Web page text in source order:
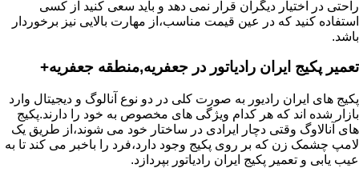
راحتی در اختیار دیگران قرار نمی دهد و باید سعی کنید از کسی
استفاده کنید که در عین قیمت مناسب،از مهارت بالایی نیز برخوردار
باشد.
تعمیر پکیج ایران رادیاتور در جعفریه,منطقه جعفریه+
پکیج های ایران رادیور به صورت کلی در دو نوع آنالوگ و دیجیتال وارد
بازار شده اند که هر کدام ویژگی های مخصوص به خود را دارند.پکیج
های آنالاوگ وقتی دچار ایرادی در ساختار خود می شوند،از طریق یک
لامپ چشمک زن که بر روی پکیج وجود دارد،فرد را باخبر می کند تا به
عیب یابی و تعمیر پکیج ایران رادیاتور بپردازد.